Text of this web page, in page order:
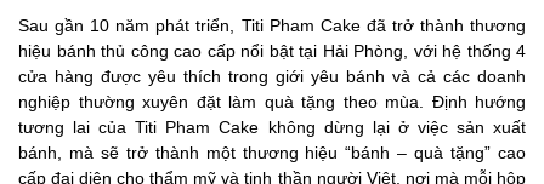
Sau gần 10 năm phát triển, Titi Pham Cake đã trở thành thương
hiệu bánh thủ công cao cấp nổi bật tại Hải Phòng, với hệ thống 4
cửa hàng được yêu thích trong giới yêu bánh và cả các doanh
nghiệp thường xuyên đặt làm quà tặng theo mùa. Định hướng
tương lai của Titi Pham Cake không dừng lại ở việc sản xuất
bánh, mà sẽ trở thành một thương hiệu “bánh – quà tặng” cao
cấp đại diện cho thẩm mỹ và tinh thần người Việt, nơi mà mỗi hộp